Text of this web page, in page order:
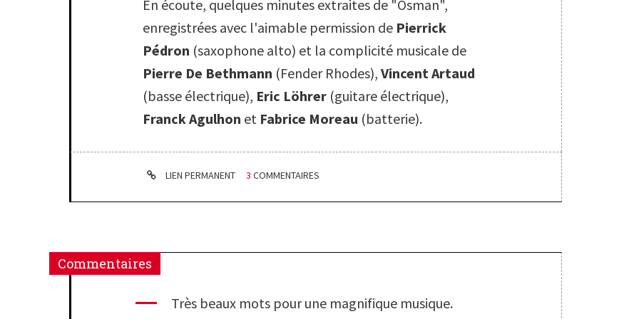
En écoute, quelques minutes extraites de "Osman",
enregistrées avec l'aimable permission de Pierrick
Pédron (saxophone alto) et la complicité musicale de
Pierre De Bethmann (Fender Rhodes),Vincent Artaud
(basse électrique), Eric Löhrer (guitare électrique),
Franck Agulhon et Fabrice Moreau (batterie).
LIEN PERMANENT 3 COMMENTAIRES
Commentaires
Très beaux mots pour une magnifique musique.